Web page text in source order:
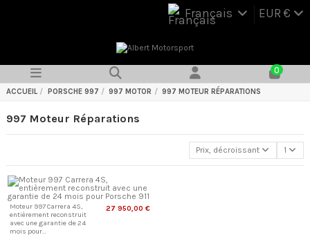
Français EUR €
0
ACCUEIL PORSCHE 997 997 MOTOR 997 MOTEUR RÉPARATIONS
997 Moteur Réparations
Prix, décroissant 1
Moteur 997 Carrera 4S,
entièrement reconstruit
avec une garantie de 24
mois pour...
27 950,00 €